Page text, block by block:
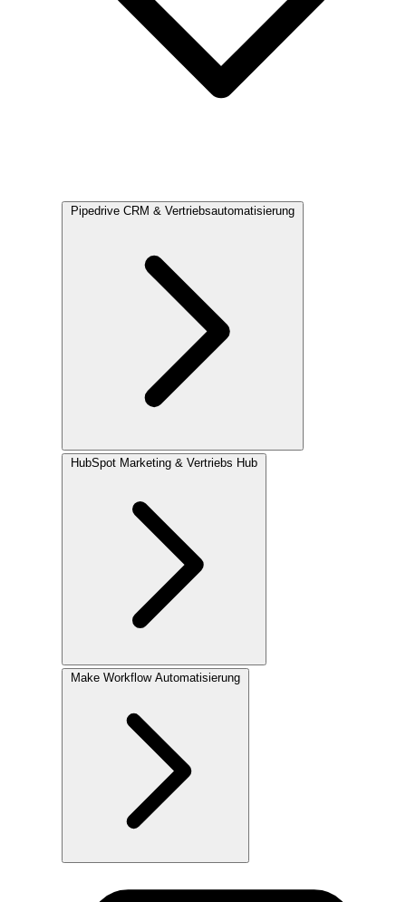
Pipedrive CRM & Vertriebsautomatisierung
HubSpot Marketing & Vertriebs Hub
Make Workflow Automatisierung